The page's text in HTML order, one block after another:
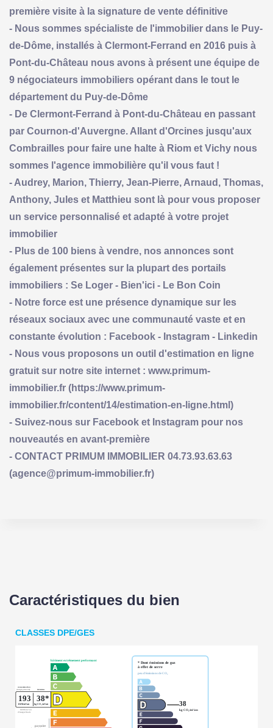
première visite à la signature de vente définitive
- Nous sommes spécialiste de l'immobilier dans le Puy-
de-Dôme, installés à Clermont-Ferrand en 2016 puis à
Pont-du-Château nous avons à présent une équipe de
9 négociateurs immobiliers opérant dans le tout le
département du Puy-de-Dôme
- De Clermont-Ferrand à Pont-du-Château en passant
par Cournon-d'Auvergne. Allant d'Orcines jusqu'aux
Combrailles pour faire une halte à Riom et Vichy nous
sommes l'agence immobilière qu'il vous faut !
- Audrey, Marion, Thierry, Jean-Pierre, Arnaud, Thomas,
Anthony, Jules et Matthieu sont là pour vous proposer
un service personnalisé et adapté à votre projet
immobilier
- Plus de 100 biens à vendre, nos annonces sont
également présentes sur la plupart des portails
immobiliers : Se Loger - Bien'ici - Le Bon Coin
- Notre force est une présence dynamique sur les
réseaux sociaux avec une communauté vaste et en
constante évolution : Facebook - Instagram - Linkedin
- Nous vous proposons un outil d'estimation en ligne
gratuit sur notre site internet : www.primum-
immobilier.fr (https://www.primum-
immobilier.fr/content/14/estimation-en-ligne.html)
- Suivez-nous sur Facebook et Instagram pour nos
nouveautés en avant-première
- CONTACT PRIMUM IMMOBILIER 04.73.93.63.63
(agence@primum-immobilier.fr)
Caractéristiques du bien
CLASSES DPE/GES